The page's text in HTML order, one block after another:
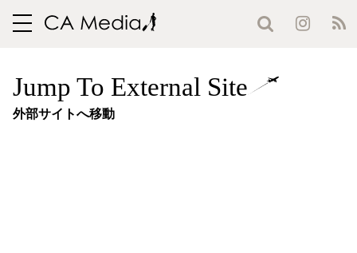
toggle
Jump To External Site
外部サイトへ移動